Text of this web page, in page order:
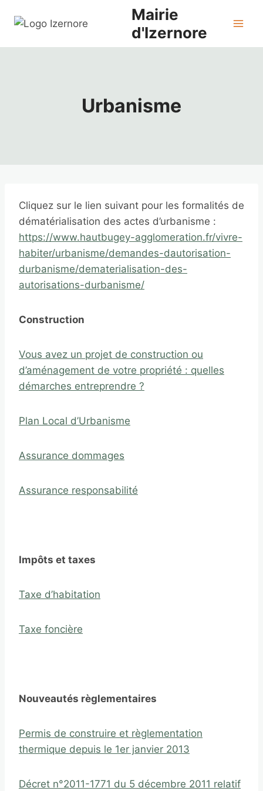
Mairie
d'Izernore
Urbanisme
Cliquez sur le lien suivant pour les formalités de
dématérialisation des actes d’urbanisme :
https://www.hautbugey-agglomeration.fr/vivre-
habiter/urbanisme/demandes-dautorisation-
durbanisme/dematerialisation-des-
autorisations-durbanisme/
Construction
Vous avez un projet de construction ou
d’aménagement de votre propriété : quelles
démarches entreprendre ?
Plan Local d’Urbanisme
Assurance dommages
Assurance responsabilité
Impôts et taxes
Taxe d’habitation
Taxe foncière
Nouveautés règlementaires
Permis de construire et règlementation
thermique depuis le 1er janvier 2013
Décret n°2011-1771 du 5 décembre 2011 relatif